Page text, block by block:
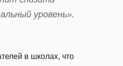
уровень».
в школах, что